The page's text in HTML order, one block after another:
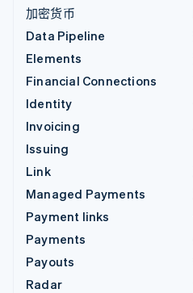
加密货币
Data Pipeline
Elements
Financial Connections
Identity
Invoicing
Issuing
Link
Managed Payments
Payment links
Payments
Payouts
Radar